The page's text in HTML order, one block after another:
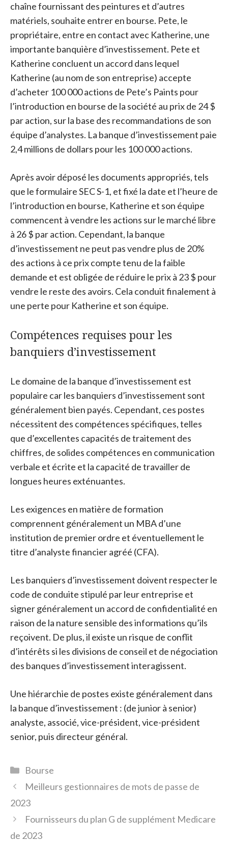
chaîne fournissant des peintures et d’autres
matériels, souhaite entrer en bourse. Pete, le
propriétaire, entre en contact avec Katherine, une
importante banquière d’investissement. Pete et
Katherine concluent un accord dans lequel
Katherine (au nom de son entreprise) accepte
d’acheter 100 000 actions de Pete’s Paints pour
l’introduction en bourse de la société au prix de 24 $
par action, sur la base des recommandations de son
équipe d’analystes. La banque d’investissement paie
2,4 millions de dollars pour les 100 000 actions.
Après avoir déposé les documents appropriés, tels
que le formulaire SEC S-1, et fixé la date et l’heure de
l’introduction en bourse, Katherine et son équipe
commencent à vendre les actions sur le marché libre
à 26 $ par action. Cependant, la banque
d’investissement ne peut pas vendre plus de 20%
des actions à ce prix compte tenu de la faible
demande et est obligée de réduire le prix à 23 $ pour
vendre le reste des avoirs. Cela conduit finalement à
une perte pour Katherine et son équipe.
Compétences requises pour les
banquiers d’investissement
Le domaine de la banque d’investissement est
populaire car les banquiers d’investissement sont
généralement bien payés. Cependant, ces postes
nécessitent des compétences spécifiques, telles
que d’excellentes capacités de traitement des
chiffres, de solides compétences en communication
verbale et écrite et la capacité de travailler de
longues heures exténuantes.
Les exigences en matière de formation
comprennent généralement un MBA d’une
institution de premier ordre et éventuellement le
titre d’analyste financier agréé (CFA).
Les banquiers d’investissement doivent respecter le
code de conduite stipulé par leur entreprise et
signer généralement un accord de confidentialité en
raison de la nature sensible des informations qu’ils
reçoivent. De plus, il existe un risque de conflit
d’intérêts si les divisions de conseil et de négociation
des banques d’investissement interagissent.
Une hiérarchie de postes existe généralement dans
la banque d’investissement : (de junior à senior)
analyste, associé, vice-président, vice-président
senior, puis directeur général.
Catégories
Bourse
Meilleurs gestionnaires de mots de passe de
2023
Fournisseurs du plan G de supplément Medicare
de 2023